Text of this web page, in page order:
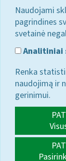
Naudojami
pagrindines
svetainė
Analitiniai
Renka
naudojimą ir
gerinimui.